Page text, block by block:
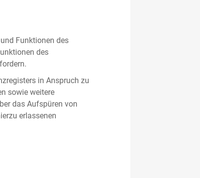
Funktionen des
des
in Anspruch zu
sowie weitere
das Aufspüren von
erlassenen